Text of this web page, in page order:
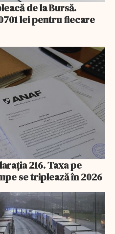
de la Bursă.
lei pentru fiecare
216. Taxa pe
se triplează în 2026